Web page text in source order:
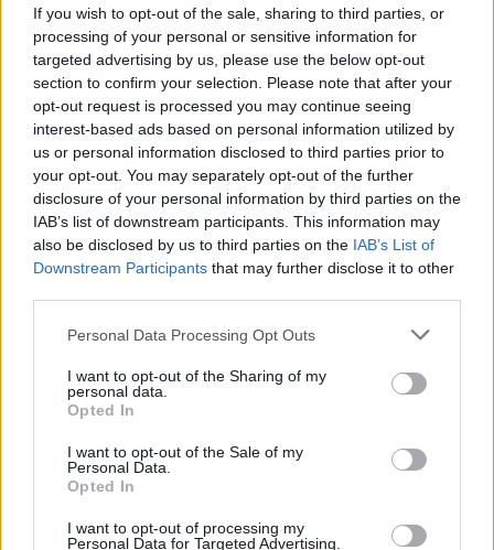
If you wish to opt-out of the sale, sharing to third parties, or
processing of your personal or sensitive information for
targeted advertising by us, please use the below opt-out
section to confirm your selection. Please note that after your
opt-out request is processed you may continue seeing
interest-based ads based on personal information utilized by
us or personal information disclosed to third parties prior to
your opt-out. You may separately opt-out of the further
disclosure of your personal information by third parties on the
IAB’s list of downstream participants. This information may
also be disclosed by us to third parties on the IAB’s List of
Downstream Participants that may further disclose it to other
Personal Data Processing Opt Outs
I want to opt-out of the Sharing of my
personal data.
Opted In
I want to opt-out of the Sale of my
Personal Data.
Opted In
I want to opt-out of processing my
Personal Data for Targeted Advertising.
Lorenzo Semino
Twitter @calciopremier